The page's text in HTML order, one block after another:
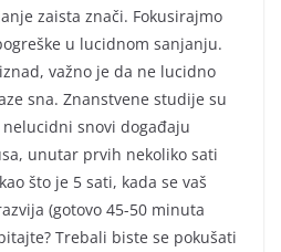
zaista znači. Fokusirajmo
u lucidnom sanjanju.
važno je da ne lucidno
sna. Znanstvene studije su
snovi događaju
unutar prvih nekoliko sati
što je 5 sati, kada se vaš
(gotovo 45-50 minuta
Trebali biste se pokušati